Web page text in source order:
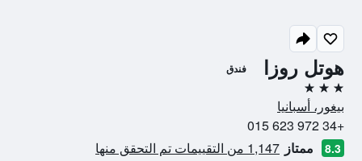
هوتل روزا فندق
3 نجوم
بيغور، أسبانيا
+34 972 623 015
8.3 ممتاز 1,147 من التقييمات تم التحقق منها